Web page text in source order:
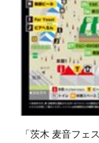
「茨木 麦音フェ